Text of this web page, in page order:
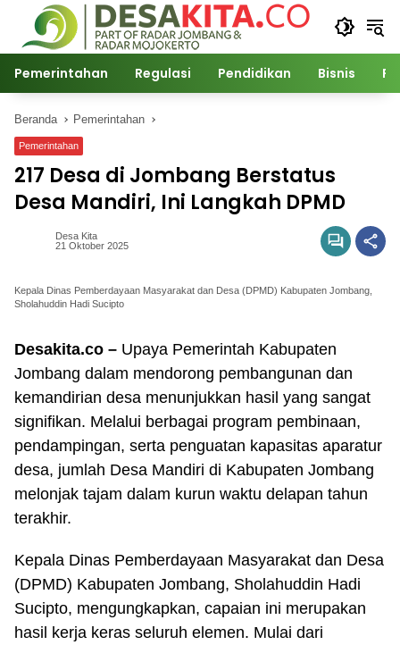
Langsung
konten
Pemerintahan Regulasi Pendidikan Bisnis
Beranda Pemerintahan
Pemerintahan
217 Desa di Jombang Berstatus
Desa Mandiri, Ini Langkah DPMD
Desa Kita
21 Oktober 2025
Kepala Dinas Pemberdayaan Masyarakat dan Desa (DPMD) Kabupaten Jombang,
Sholahuddin Hadi Sucipto
Desakita.co – Upaya Pemerintah Kabupaten
Jombang dalam mendorong pembangunan dan
kemandirian desa menunjukkan hasil yang sangat
signifikan. Melalui berbagai program pembinaan,
pendampingan, serta penguatan kapasitas aparatur
desa, jumlah Desa Mandiri di Kabupaten Jombang
melonjak tajam dalam kurun waktu delapan tahun
terakhir.
Kepala Dinas Pemberdayaan Masyarakat dan Desa
(DPMD) Kabupaten Jombang, Sholahuddin Hadi
Sucipto, mengungkapkan, capaian ini merupakan
hasil kerja keras seluruh elemen. Mulai dari